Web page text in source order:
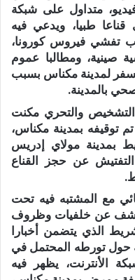
متداول على شبكة
طبيا، ويدعي فيه
تفشي فيروس كورونا،
صينية، ومطالبا عموم
لمدينة مكناس بسبب
بالمدينة.
والتحري مكنت
توقيفه بمدينة مكناس،
بمدينة مولاي إدريس
عن حجز القناع
مع المشتبه فيه تحت
عن خلفيات وظروف
الذي يتضمن أخبارا
حول تورطه المحتمل في
الأنترنت، يظهر فيه